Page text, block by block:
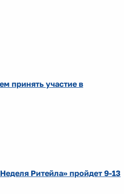
принять участие в
Ритейла» пройдет 9-13